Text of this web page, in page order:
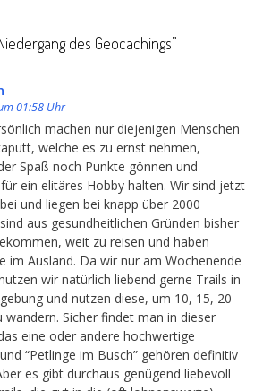
des Geocachings”
01:58 Uhr
machen nur diejenigen Menschen
welche es zu ernst nehmen,
Spaß noch Punkte gönnen und
ein elitäres Hobby halten. Wir sind jetzt
und liegen bei knapp über 2000
aus gesundheitlichen Gründen bisher
weit zu reisen und haben
im Ausland. Da wir nur am Wochenende
wir natürlich liebend gerne Trails in
und nutzen diese, um 10, 15, 20
wandern. Sicher findet man in dieser
eine oder andere hochwertige
“Petlinge im Busch” gehören definitiv
es gibt durchaus genügend liebevoll